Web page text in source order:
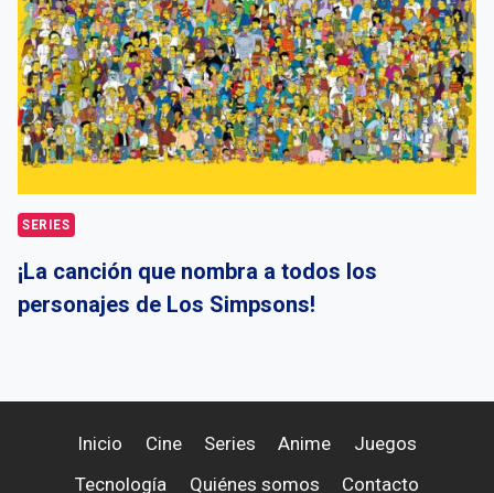
SERIES
¡La canción que nombra a todos los
personajes de Los Simpsons!
Inicio Cine Series Anime
Juegos
Tecnología
Quiénes somos Contacto